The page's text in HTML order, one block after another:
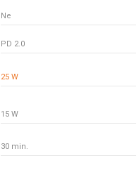
Ne
PD 2.0
25 W
15 W
30 min.